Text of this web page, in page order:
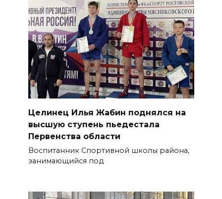
Целинец Илья Жабин поднялся на
высшую ступень пьедестала
Первенства области
Воспитанник Спортивной школы района,
занимающийся под